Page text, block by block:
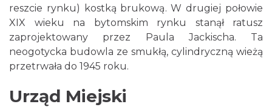
reszcie rynku) kostką brukową. W drugiej połowie
XIX wieku na bytomskim rynku stanął ratusz
zaprojektowany przez Paula Jackischa. Ta
neogotycka budowla ze smukłą, cylindryczną wieżą
przetrwała do 1945 roku.
Urząd Miejski